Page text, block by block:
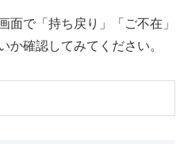
面で「持ち戻り」「ご不在」
か確認してみてください。